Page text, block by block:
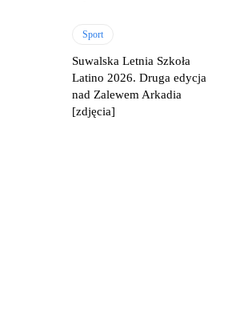
Sport
Suwalska Letnia Szkoła
Latino 2026. Druga edycja
nad Zalewem Arkadia
[zdjęcia]